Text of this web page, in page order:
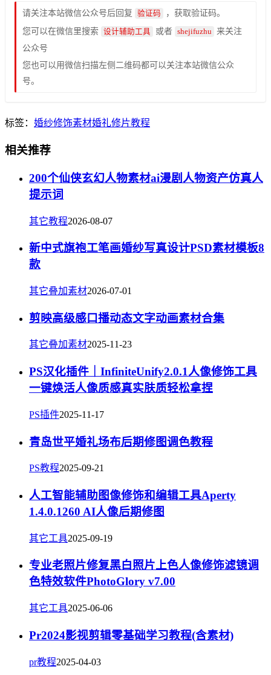
请关注本站微信公众号后回复 验证码
，获取验证码。
您可以在微信里搜索
设计辅助工具 或者 shejifuzhu
来关注
公众号
您也可以用微信扫描左侧二维码都可以关注本站微信公众
号。
标签： 婚纱修饰素材婚礼修片教程
相关推荐
200个仙侠玄幻人物素材ai漫剧人物资产仿真人
提示词
其它教程2026-08-07
新中式旗袍工笔画婚纱写真设计PSD素材模板8
款
其它叠加素材2026-07-01
剪映高级感口播动态文字动画素材合集
其它叠加素材2025-11-23
PS汉化插件｜InfiniteUnify2.0.1人像修饰工具
一键焕活人像质感真实肤质轻松拿捏
PS插件2025-11-17
青岛世平婚礼场布后期修图调色教程
PS教程2025-09-21
人工智能辅助图像修饰和编辑工具Aperty
1.4.0.1260 AI人像后期修图
其它工具2025-09-19
专业老照片修复黑白照片上色人像修饰滤镜调
色特效软件PhotoGlory v7.00
其它工具2025-06-06
Pr2024影视剪辑零基础学习教程(含素材)
pr教程2025-04-03